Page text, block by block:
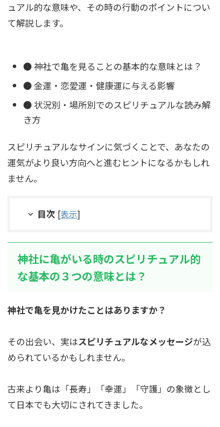
ュアル的な意味や、その時の行動のポイントについ
て解説します。
● 神社で亀を見ることの基本的な意味とは？
● 金運・恋愛運・健康運に与える影響
● 状況別・場所別でのスピリチュアルな読み解
き方
スピリチュアルなサインに気づくことで、あなたの
運気がより良い方向へと進むヒントになるかもしれ
ません。
目次 [表示]
神社に亀がいる時のスピリチュアル的
な基本の３つの意味とは？
神社で亀を見かけたことはありますか？
その出会い、実はスピリチュアルなメッセージが込
められているかもしれません。
古来より亀は「長寿」「幸運」「守護」の象徴とし
て日本でも大切にされてきました。